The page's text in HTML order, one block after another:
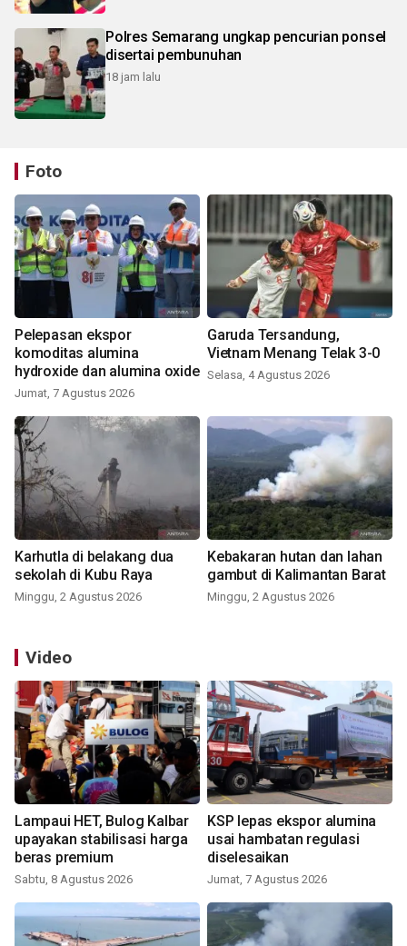
Polres Semarang ungkap pencurian ponsel
disertai pembunuhan
18 jam lalu
Foto
Pelepasan ekspor
komoditas alumina
hydroxide dan alumina oxide
Jumat, 7 Agustus 2026
Garuda Tersandung,
Vietnam Menang Telak 3-0
Selasa, 4 Agustus 2026
Karhutla di belakang dua
sekolah di Kubu Raya
Minggu, 2 Agustus 2026
Kebakaran hutan dan lahan
gambut di Kalimantan Barat
Minggu, 2 Agustus 2026
Video
Lampaui HET, Bulog Kalbar
upayakan stabilisasi harga
beras premium
Sabtu, 8 Agustus 2026
KSP lepas ekspor alumina
usai hambatan regulasi
diselesaikan
Jumat, 7 Agustus 2026